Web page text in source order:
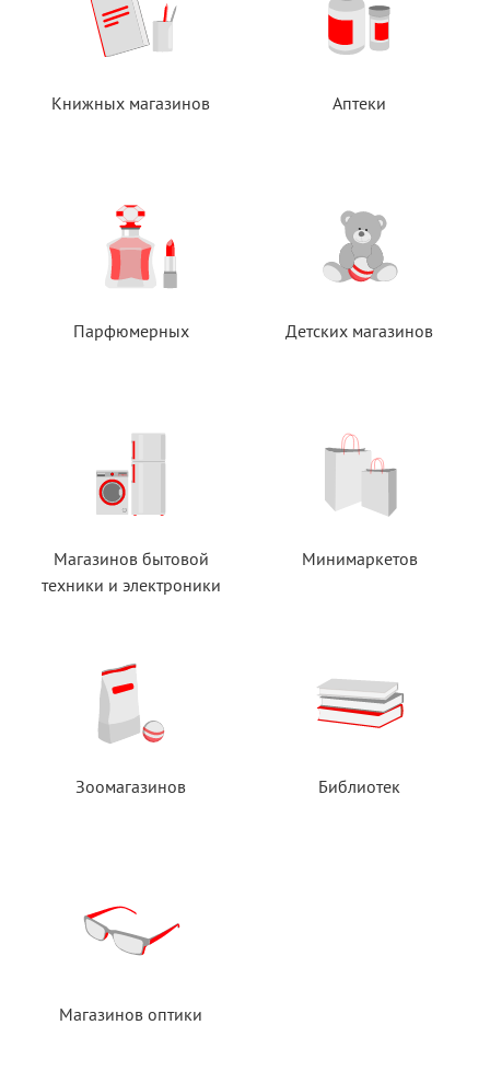
Книжных магазинов Аптеки
Парфюмерных Детских магазинов
Магазинов бытовой
техники и электроники
Минимаркетов
Зоомагазинов Библиотек
Магазинов оптики